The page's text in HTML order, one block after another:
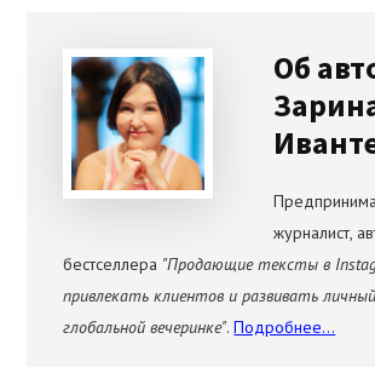
Об
журналист,
бестселлера "Продающие тексты в
привлекать клиентов и развивать
глобальной вечеринке".Подробнее...